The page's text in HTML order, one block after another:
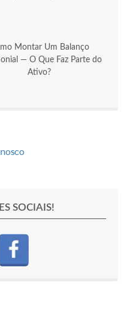
Montar Um Balanço
— O Que Faz Parte do
Ativo?
SOCIAIS!